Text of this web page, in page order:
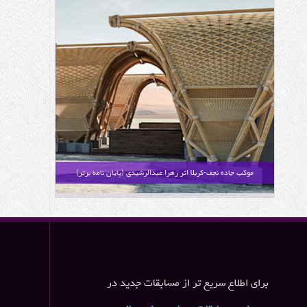
موکب جاده نجف-کربلا اثر زهرا عبدالرشیدی (پایان نامه برتر)
برای اطلاع سریع تر از مسابقات جدید در